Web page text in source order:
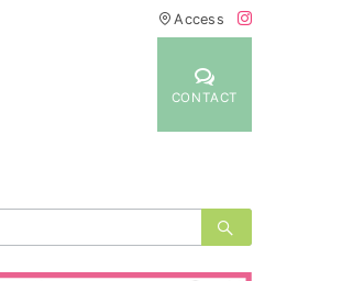
Access
CONTACT